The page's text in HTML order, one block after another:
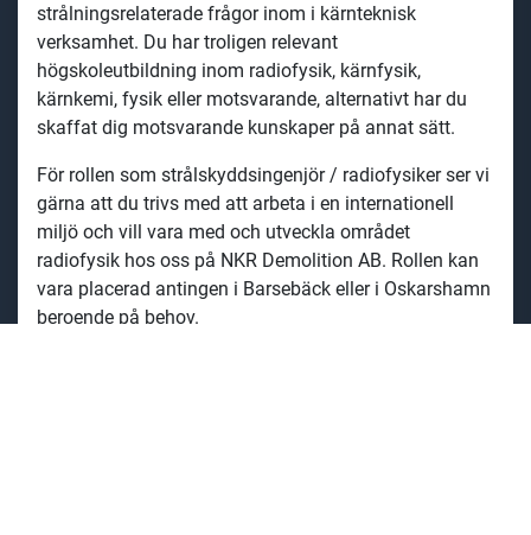
strålningsrelaterade frågor inom i kärnteknisk
verksamhet. Du har troligen relevant
högskoleutbildning inom radiofysik, kärnfysik,
kärnkemi, fysik eller motsvarande, alternativt har du
skaffat dig motsvarande kunskaper på annat sätt.
För rollen som strålskyddsingenjör / radiofysiker ser vi
gärna att du trivs med att arbeta i en internationell
miljö och vill vara med och utveckla området
radiofysik hos oss på NKR Demolition AB. Rollen kan
vara placerad antingen i Barsebäck eller i Oskarshamn
beroende på behov.